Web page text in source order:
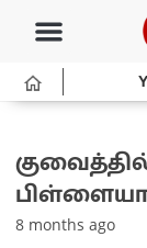
8 months ago